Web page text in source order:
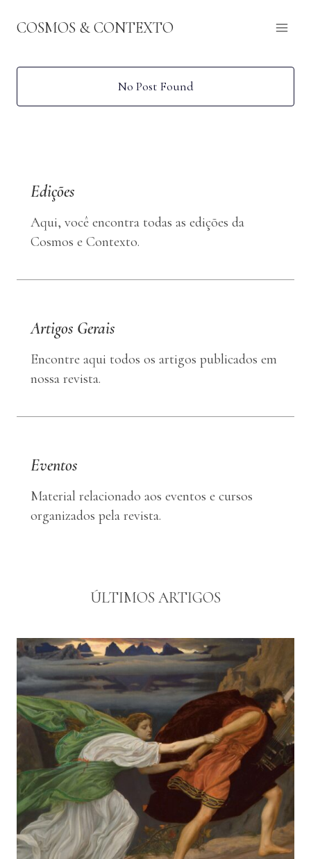
para
Conteúdo
COSMOS & CONTEXTO
No Post Found
Edições
Aqui, você encontra todas as edições da
Cosmos e Contexto.
Artigos Gerais
Encontre aqui todos os artigos publicados em
nossa revista.
Eventos
Material relacionado aos eventos e cursos
organizados pela revista.
ÚLTIMOS ARTIGOS